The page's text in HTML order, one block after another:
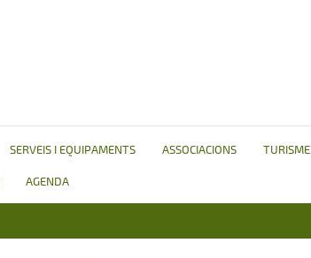
SERVEIS I EQUIPAMENTS ASSOCIACIONS TURISME
AGENDA